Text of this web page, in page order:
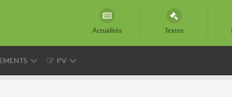
Actualités Textes
PV